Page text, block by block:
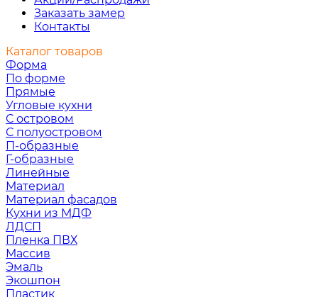
Заказать замер
Контакты
Каталог товаров
Форма
По форме
Прямые
Угловые кухни
С островом
С полуостровом
П-образные
Г-образные
Линейные
Материал
Материал фасадов
Кухни из МДФ
ЛДСП
Пленка ПВХ
Массив
Эмаль
Экошпон
Пластик